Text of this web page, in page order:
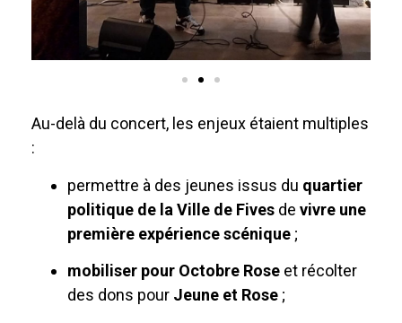
Au-delà du concert, les enjeux étaient multiples
:
permettre à des jeunes issus du quartier
politique de la Ville de Fives de vivre une
première expérience scénique ;
mobiliser pour Octobre Rose et récolter
des dons pour Jeune et Rose ;